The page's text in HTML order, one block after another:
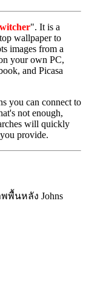
". It is a
wallpaper to
images from a
your own PC,
and Picasa
you can connect to
not enough,
will quickly
provide.
พื้นหลัง Johns